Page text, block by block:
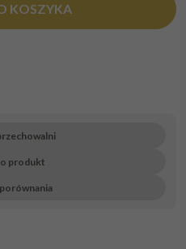
KOSZYKA
produkt